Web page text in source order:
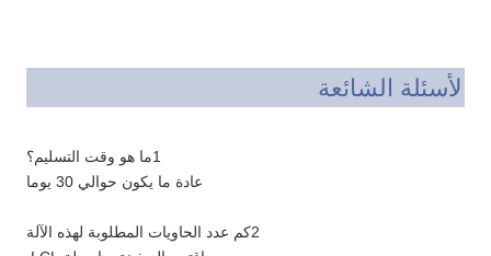
الأسئلة الشائعة
1ما هو وقت التسليم؟
عادة ما يكون حوالي 30 يوما
2كم عدد الحاويات المطلوبة لهذه الآلة